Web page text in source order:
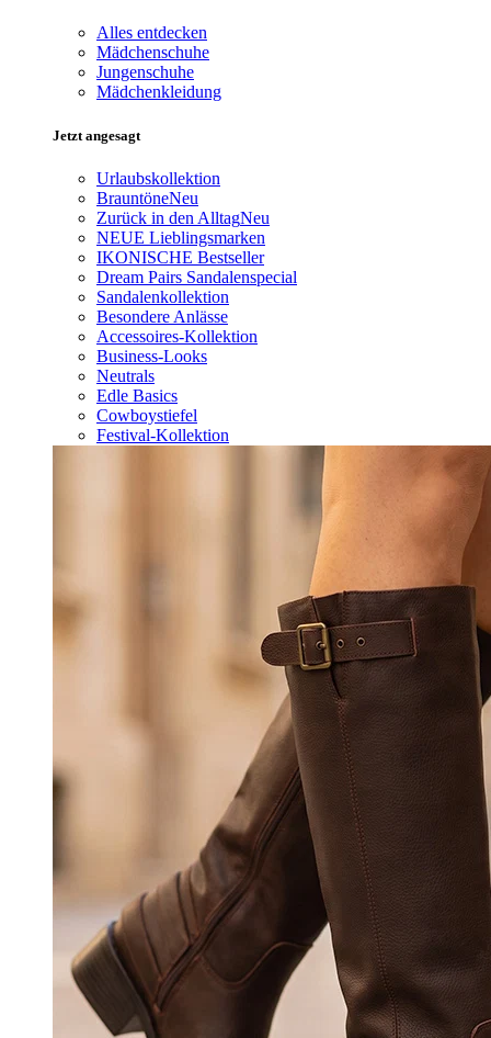
Alles entdecken
Mädchenschuhe
Jungenschuhe
Mädchenkleidung
Jetzt angesagt
Urlaubskollektion
BrauntöneNeu
Zurück in den AlltagNeu
NEUE Lieblingsmarken
IKONISCHE Bestseller
Dream Pairs Sandalenspecial
Sandalenkollektion
Besondere Anlässe
Accessoires-Kollektion
Business-Looks
Neutrals
Edle Basics
Cowboystiefel
Festival-Kollektion